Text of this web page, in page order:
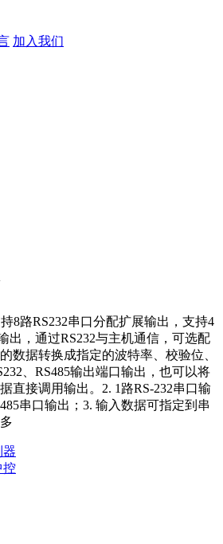
加入我们
8路RS232串口分配扩展输出，支持4
出，通过RS232与主机通信，可选配
数据转换成指定的波特率、校验位、
、RS485输出端口输出，也可以将
直接调用输出。2. 1路RS-232串口输
串口输出；3. 输入数据可指定到串
器
控